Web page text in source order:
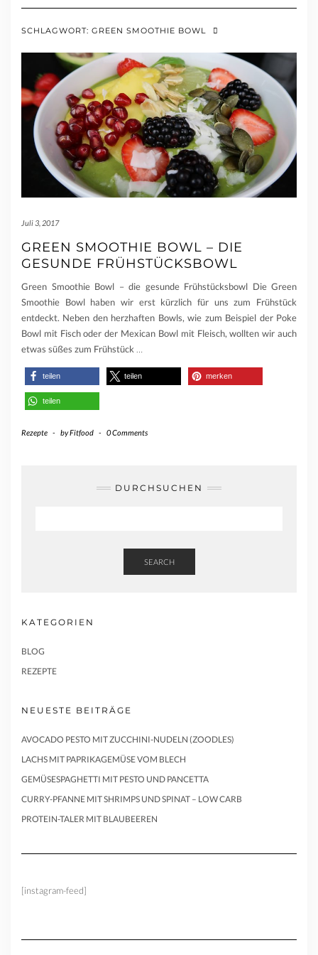
SCHLAGWORT: GREEN SMOOTHIE BOWL
Juli 3, 2017
GREEN SMOOTHIE BOWL – DIE
GESUNDE FRÜHSTÜCKSBOWL
Green Smoothie Bowl – die gesunde Frühstücksbowl Die Green
Smoothie Bowl haben wir erst kürzlich für uns zum Frühstück
entdeckt. Neben den herzhaften Bowls, wie zum Beispiel der Poke
Bowl mit Fisch oder der Mexican Bowl mit Fleisch, wollten wir auch
etwas süßes zum Frühstück…
teilen teilen merken
teilen
Rezepte - byFitfood - 0 Comments
DURCHSUCHEN
SEARCH
KATEGORIEN
BLOG
REZEPTE
NEUESTE BEITRÄGE
AVOCADO PESTO MIT ZUCCHINI-NUDELN (ZOODLES)
LACHS MIT PAPRIKAGEMÜSE VOM BLECH
GEMÜSESPAGHETTI MIT PESTO UND PANCETTA
CURRY-PFANNE MIT SHRIMPS UND SPINAT – LOW CARB
PROTEIN-TALER MIT BLAUBEEREN
[instagram-feed]